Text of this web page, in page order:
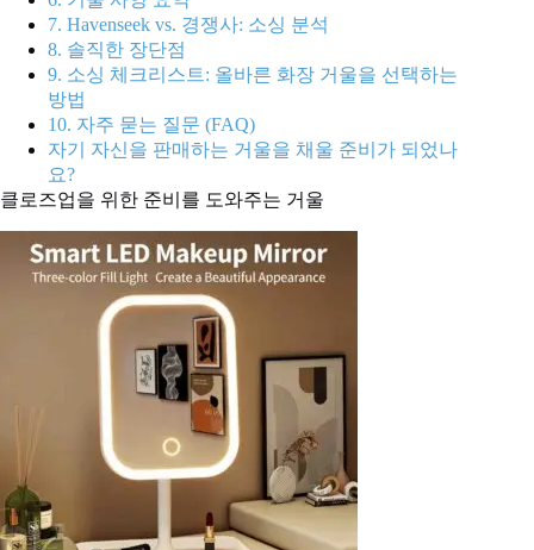
7. Havenseek vs. 경쟁사: 소싱 분석
8. 솔직한 장단점
9. 소싱 체크리스트: 올바른 화장 거울을 선택하는
방법
10. 자주 묻는 질문 (FAQ)
자기 자신을 판매하는 거울을 채울 준비가 되었나
요?
클로즈업을 위한 준비를 도와주는 거울